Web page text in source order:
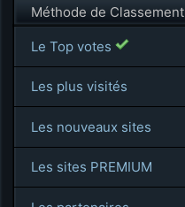
Méthode de Classement
Le Top votes
Les plus visités
Les nouveaux sites
Les sites PREMIUM